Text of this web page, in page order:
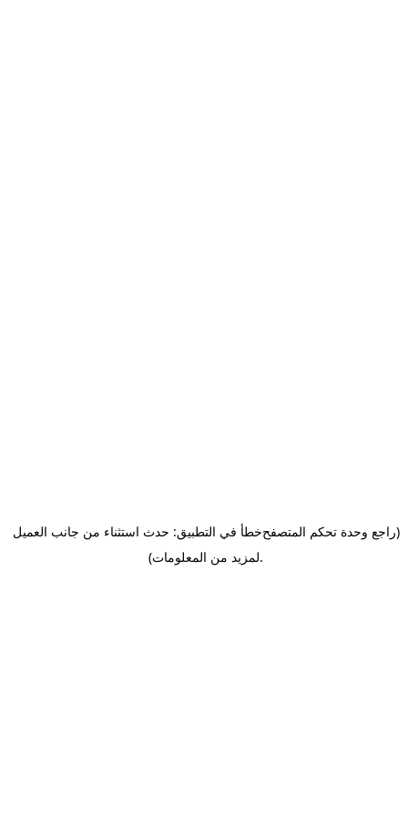
خطأ في التطبيق: حدث استثناء من جانب العميل(راجع وحدة تحكم المتصفح
لمزيد من المعلومات).